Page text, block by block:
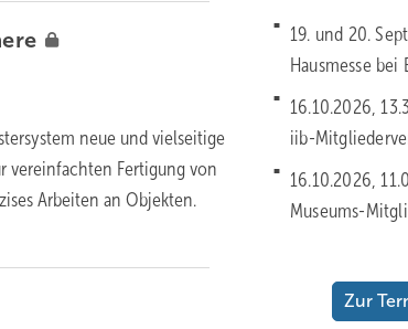
neue und vielseitige
vereinfachten Fertigung von
Arbeiten an Objekten.
19. und 20.
Hausmesse bei
16.10.2026,
iib-
16.10.2026,
Museums-
Zur